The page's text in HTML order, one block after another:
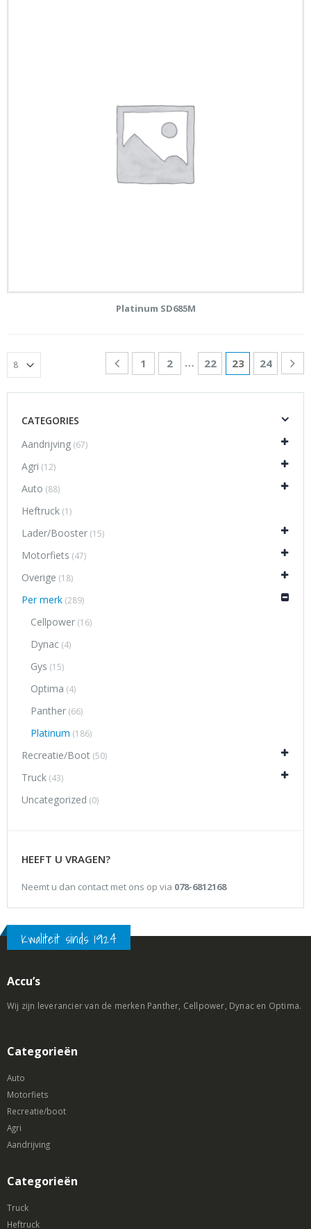
Platinum SD685M
1 2 … 22 23 24
CATEGORIES
Aandrijving (67)
Agri (12)
Auto (88)
Heftruck (1)
Lader/Booster (15)
Motorfiets (47)
Overige (18)
Per merk (289)
Cellpower (16)
Dynac (4)
Gys (15)
Optima (4)
Panther (66)
Platinum (186)
Recreatie/Boot (50)
Truck (43)
Uncategorized (0)
HEEFT U VRAGEN?
Neemt u dan contact met ons op via 078-6812168
Kwaliteit sinds 1924
Accu’s
Wij zijn leverancier van de merken Panther, Cellpower, Dynac en Optima.
Categorieën
Auto
Motorfiets
Recreatie/boot
Agri
Aandrijving
Categorieën
Truck
Heftruck